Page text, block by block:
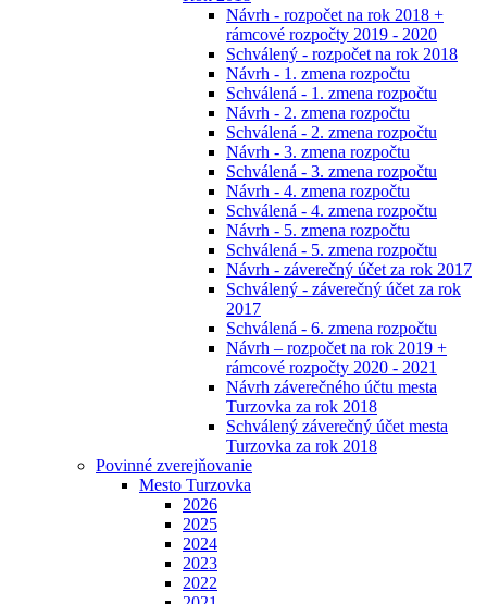
Návrh - rozpočet na rok 2018 +
rámcové rozpočty 2019 - 2020
Schválený - rozpočet na rok 2018
Návrh - 1. zmena rozpočtu
Schválená - 1. zmena rozpočtu
Návrh - 2. zmena rozpočtu
Schválená - 2. zmena rozpočtu
Návrh - 3. zmena rozpočtu
Schválená - 3. zmena rozpočtu
Návrh - 4. zmena rozpočtu
Schválená - 4. zmena rozpočtu
Návrh - 5. zmena rozpočtu
Schválená - 5. zmena rozpočtu
Návrh - záverečný účet za rok 2017
Schválený - záverečný účet za rok
2017
Schválená - 6. zmena rozpočtu
Návrh – rozpočet na rok 2019 +
rámcové rozpočty 2020 - 2021
Návrh záverečného účtu mesta
Turzovka za rok 2018
Schválený záverečný účet mesta
Turzovka za rok 2018
Povinné zverejňovanie
Mesto Turzovka
2026
2025
2024
2023
2022